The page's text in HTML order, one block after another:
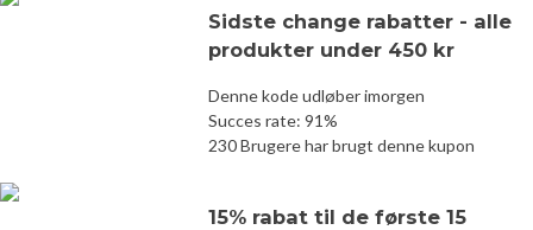
Sidste change rabatter - alle
produkter under 450 kr
Denne kode udløber imorgen
Succes rate: 91%
230 Brugere har brugt denne kupon
15% rabat til de første 15